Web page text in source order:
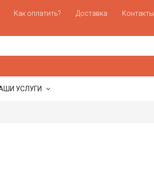
Как оплатить? Доставка Контакты
УСЛУГИ